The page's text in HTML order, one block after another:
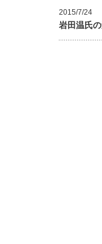
2015/7/24
岩田温氏